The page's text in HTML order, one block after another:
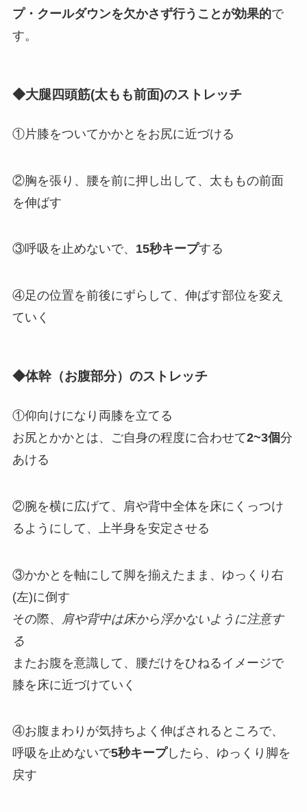
プ・クールダウンを欠かさず行うことが効果的で
す。
◆大腿四頭筋(太もも前面)のストレッチ
①片膝をついてかかとをお尻に近づける
②胸を張り、腰を前に押し出して、太ももの前面
を伸ばす
③呼吸を止めないで、 15秒キープする
④足の位置を前後にずらして、伸ばす部位を変え
ていく
◆体幹（お腹部分）のストレッチ
①仰向けになり両膝を立てる
お尻とかかとは、ご自身の程度に合わせて2~3個分
あける
②腕を横に広げて、肩や背中全体を床にくっつけ
るようにして、上半身を安定させる
③かかとを軸にして脚を揃えたまま、ゆっくり右
(左)に倒す
その際、
肩や背中は床から浮かないように注意す
る
またお腹を意識して、腰だけをひねるイメージで
膝を床に近づけていく
④お腹まわりが気持ちよく伸ばされるところで、
呼吸を止めないで5秒キープしたら、ゆっくり脚を
戻す